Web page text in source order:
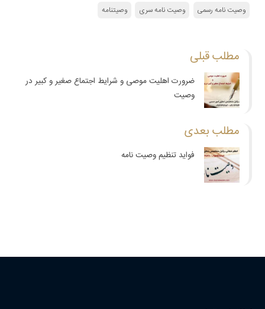
وصیت نامه رسمی
وصیت نامه سری وصیتنامه
مطلب قبلی
ضرورت اهلیت موصی و شرایط اجتماع صغیر و کبیر در
وصیت
مطلب بعدی
فواید تنظیم وصیت نامه